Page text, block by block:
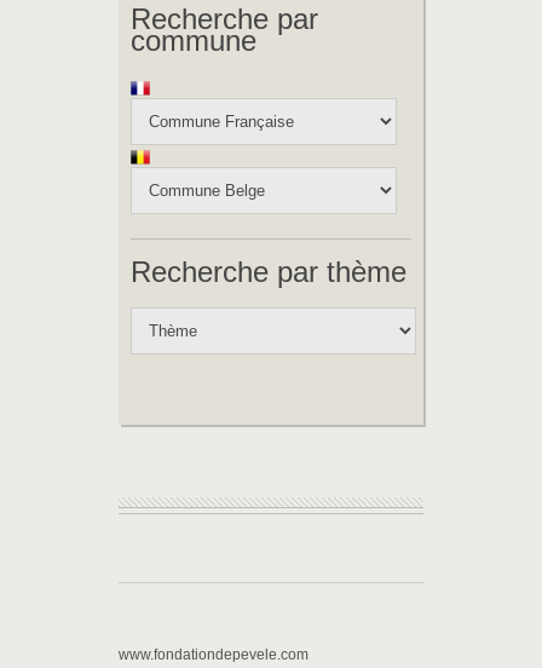
Recherche par
commune
Recherche par thème
www.fondationdepevele.com